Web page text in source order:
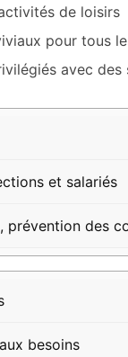
de loisirs
pour tous
avec
et salariés
prévention des
besoins